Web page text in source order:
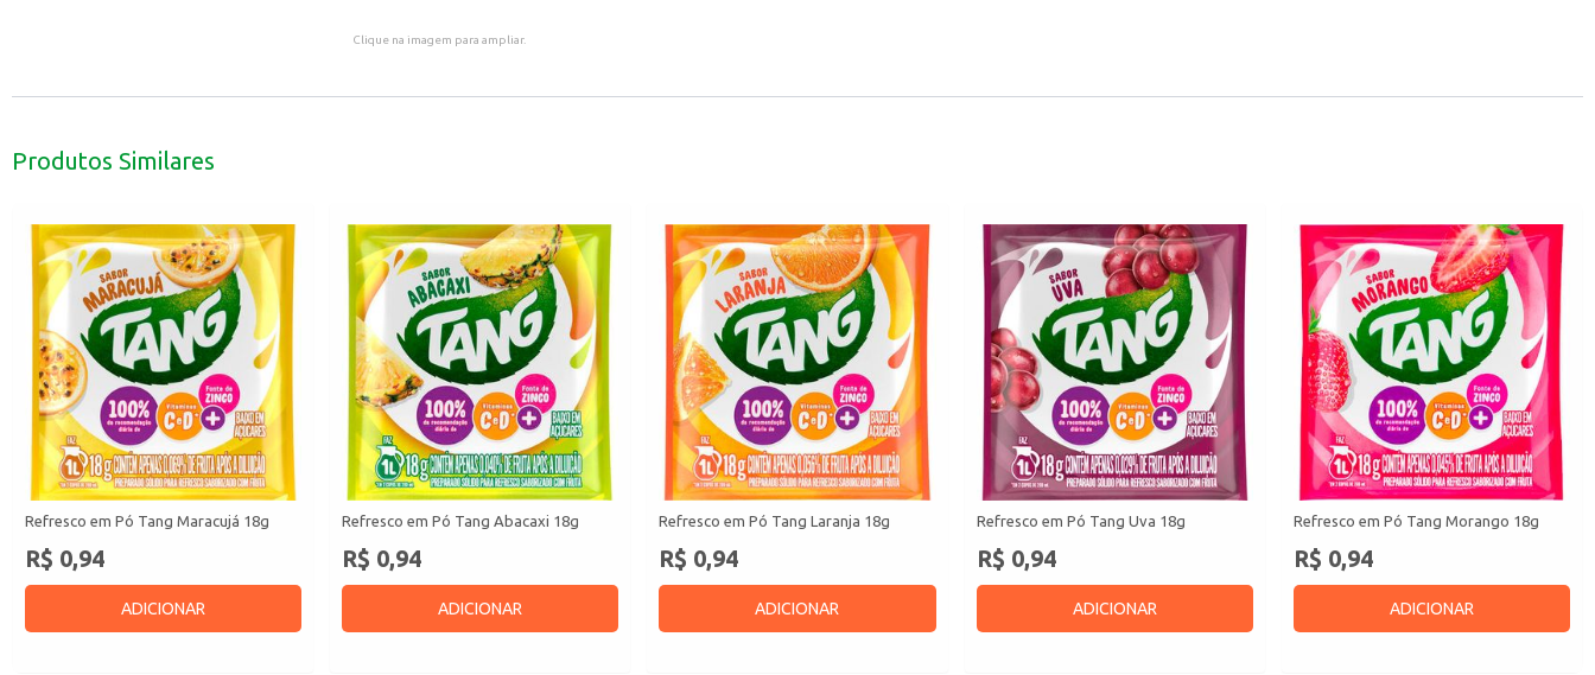
Clique na imagem para ampliar.
Produtos Similares
Refresco em Pó Tang Maracujá 18g
R$ 0,94
ADICIONAR
Refresco em Pó Tang Abacaxi 18g
R$ 0,94
ADICIONAR
Refresco em Pó Tang Laranja 18g
R$ 0,94
ADICIONAR
Refresco em Pó Tang Uva 18g
R$ 0,94
ADICIONAR
Refresco em Pó Tang Morango 18g
R$ 0,94
ADICIONAR